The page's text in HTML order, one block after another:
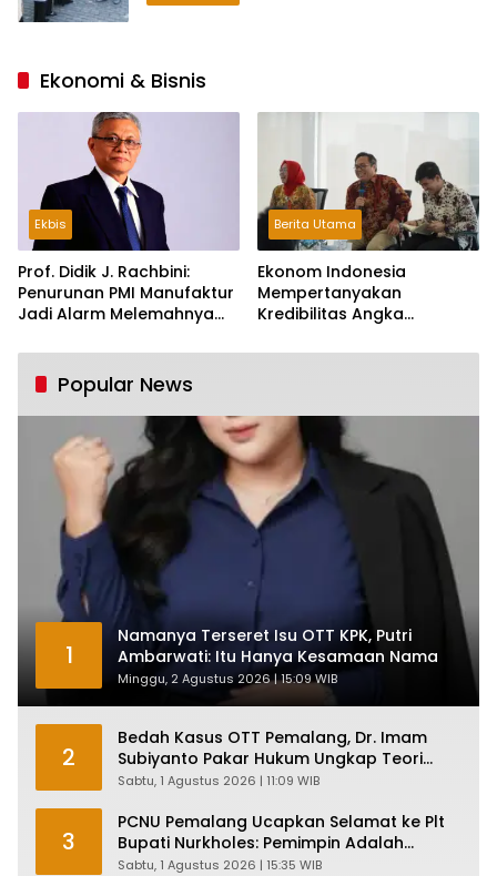
Ekonomi & Bisnis
Ekbis
Prof. Didik J. Rachbini:
Penurunan PMI Manufaktur
Jadi Alarm Melemahnya
Berita Utama
Ekonom Indonesia
Mempertanyakan
Kredibilitas Angka
Tumbuh Tapi Rapuh
Popular News
1
Namanya Terseret Isu OTT KPK, Putri
Ambarwati: Itu Hanya Kesamaan Nama
Minggu, 2 Agustus 2026 | 15:09 WIB
2
Bedah Kasus OTT Pemalang, Dr. Imam
Subiyanto Pakar Hukum Ungkap Teori
Penyertaan KPK
Sabtu, 1 Agustus 2026 | 11:09 WIB
3
PCNU Pemalang Ucapkan Selamat ke Plt
Bupati Nurkholes: Pemimpin Adalah
Pelayan Rakyat!
Sabtu, 1 Agustus 2026 | 15:35 WIB